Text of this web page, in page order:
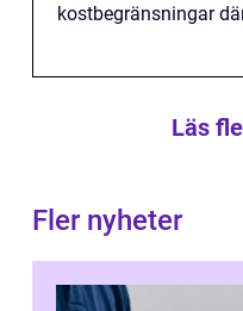
kostbegränsningar
Läs
Fler nyheter